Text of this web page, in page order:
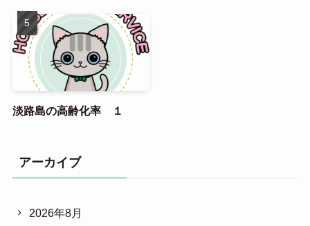
淡路島の高齢化率 １
アーカイブ
2026年8月